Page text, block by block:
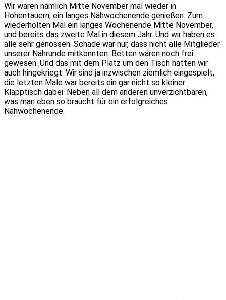
Wir waren nämlich Mitte November mal wieder in
Hohentauern, ein langes Nähwochenende genießen. Zum
wiederholten Mal ein langes Wochenende Mitte November,
und bereits das zweite Mal in diesem Jahr. Und wir haben es
alle sehr genossen. Schade war nur, dass nicht alle Mitglieder
unserer Nährunde mitkonnten. Betten wären noch frei
gewesen. Und das mit dem Platz um den Tisch hätten wir
auch hingekriegt. Wir sind ja inzwischen ziemlich eingespielt,
die letzten Male war bereits ein gar nicht so kleiner
Klapptisch dabei. Neben all dem anderen unverzichtbaren,
was man eben so braucht für ein erfolgreiches
Nähwochenende.